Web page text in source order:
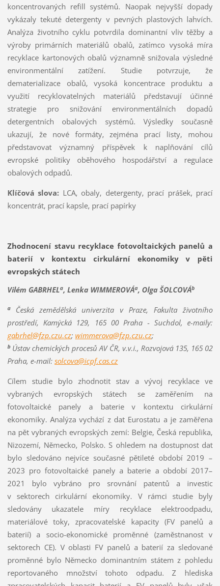
koncentrovaných refill systémů. Naopak nejvyšší dopady
vykázaly tekuté detergenty v pevných plastových lahvích.
Analýza životního cyklu potvrdila dominantní vliv těžby a
výroby primárních materiálů obalů, zatímco vysoká míra
recyklace kartonových obalů významně snižovala výsledné
environmentální zatížení. Studie potvrzuje, že
dematerializace obalů, vysoká koncentrace produktu a
využití recyklovatelných materiálů představují účinné
strategie pro snižování environmentálních dopadů
detergentních obalových systémů. Výsledky současně
ukazují, že nové formáty, zejména prací listy, mohou
představovat významný příspěvek k naplňování cílů
evropské politiky oběhového hospodářství a regulace
obalových odpadů.
Klíčová slova: LCA, obaly, detergenty, prací prášek, prací
koncentrát, prací kapsle, prací papírky
Zhodnocení stavu recyklace fotovoltaických panelů a
baterií v kontextu cirkulární ekonomiky v pěti
evropských státech
Vilém GABRHELa, Lenka WIMMEROVÁa, Olga ŠOLCOVÁb
a Česká zemědělská univerzita v Praze, Fakulta životního
prostředí, Kamýcká 129, 165 00 Praha - Suchdol, e-maily:
gabrhel@fzp.czu.cz; wimmerova@fzp.czu.cz;
b Ústav chemických procesů AV ČR, v.v.i., Rozvojová 135, 165 02
Praha, e-mail: solcova@icpf.cas.cz
Cílem studie bylo zhodnotit stav a vývoj recyklace ve
vybraných evropských státech se zaměřením na
fotovoltaické panely a baterie v kontextu cirkulární
ekonomiky. Analýza vychází z dat Eurostatu a je zaměřena
na pět vybraných evropských zemí: Belgie, Česká republika,
Nizozemí, Německo, Polsko. S ohledem na dostupnost dat
bylo sledováno nejvíce současné pětileté období 2019 –
2023 pro fotovoltaické panely a baterie a období 2017–
2021 bylo vybráno pro srovnání patentů a investic
v sektorech cirkulární ekonomiky. V rámci studie byly
sledovány ukazatele míry recyklace elektroodpadu,
materiálové toky, zpracovatelské kapacity (FV panelů a
baterií) a socio-ekonomické proměnné (zaměstnanost v
sektorech CE). V oblasti FV panelů a baterií za sledované
proměnné bylo Německo dominantním státem z pohledu
reportovaného množství tohoto odpadu. Z hlediska